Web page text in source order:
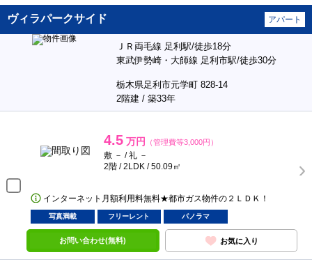
ヴィラパークサイド アパート
ＪＲ両毛線 足利駅/徒歩18分
東武伊勢崎・大師線 足利市駅/徒歩30分
栃木県足利市元学町 828-14
2階建 / 築33年
4.5 万円 （管理費等3,000円）
敷 － / 礼 －
2階 / 2LDK / 50.09㎡
インターネット月額利用料無料★都市ガス物件の２ＬＤＫ！
写真満載 フリーレント パノラマ
お問い合わせ(無料) お気に入り